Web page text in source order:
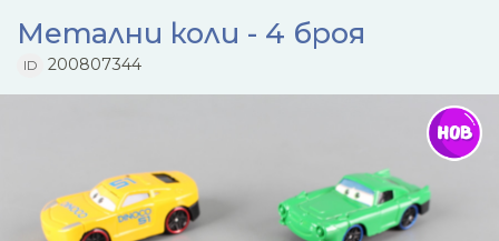
Метални коли - 4 броя
ID 200807344